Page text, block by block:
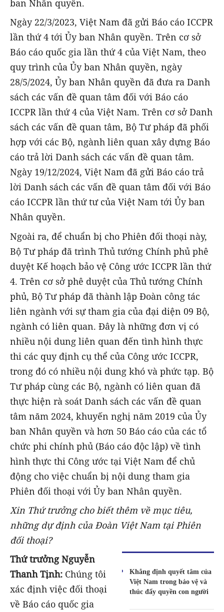
ban Nhân quyền.
Ngày 22/3/2023, Việt Nam đã gửi Báo cáo ICCPR
lần thứ 4 tới Ủy ban Nhân quyền. Trên cơ sở
Báo cáo quốc gia lần thứ 4 của Việt Nam, theo
quy trình của Ủy ban Nhân quyền, ngày
28/5/2024, Ủy ban Nhân quyền đã đưa ra Danh
sách các vấn đề quan tâm đối với Báo cáo
ICCPR lần thứ 4 của Việt Nam. Trên cơ sở Danh
sách các vấn đề quan tâm, Bộ Tư pháp đã phối
hợp với các Bộ, ngành liên quan xây dựng Báo
cáo trả lời Danh sách các vấn đề quan tâm.
Ngày 19/12/2024, Việt Nam đã gửi Báo cáo trả
lời Danh sách các vấn đề quan tâm đối với Báo
cáo ICCPR lần thứ tư của Việt Nam tới Ủy ban
Nhân quyền.
Ngoài ra, để chuẩn bị cho Phiên đối thoại này,
Bộ Tư pháp đã trình Thủ tướng Chính phủ phê
duyệt Kế hoạch bảo vệ Công ước ICCPR lần thứ
4. Trên cơ sở phê duyệt của Thủ tướng Chính
phủ, Bộ Tư pháp đã thành lập Đoàn công tác
liên ngành với sự tham gia của đại diện 09 Bộ,
ngành có liên quan. Đây là những đơn vị có
nhiều nội dung liên quan đến tình hình thực
thi các quy định cụ thể của Công ước ICCPR,
trong đó có nhiều nội dung khó và phức tạp. Bộ
Tư pháp cùng các Bộ, ngành có liên quan đã
thực hiện rà soát Danh sách các vấn đề quan
tâm năm 2024, khuyến nghị năm 2019 của Ủy
ban Nhân quyền và hơn 50 Báo cáo của các tổ
chức phi chính phủ (Báo cáo độc lập) về tình
hình thực thi Công ước tại Việt Nam để chủ
động cho việc chuẩn bị nội dung tham gia
Phiên đối thoại với Ủy ban Nhân quyền.
Xin Thứ trưởng cho biết thêm về mục tiêu,
những dự địnhcủa Đoàn Việt Nam tại Phiên
đối thoại?
Khẳng định quyết tâm của
Việt Nam trong bảo vệ và
thúc đẩy quyền con người
Thứ trưởng Nguyễn
Thanh Tịnh: Chúng tôi
xác định việc đối thoại
về Báo cáo quốc gia